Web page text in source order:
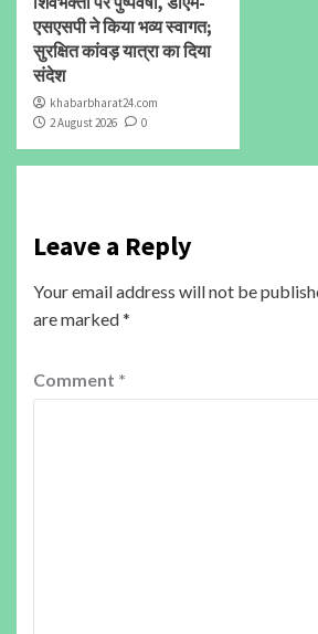
एसएसपी ने किया भव्य स्वागत;
सुरक्षित कांवड़ यात्रा का दिया
संदेश
khabarbharat24.com
2 August 2026
0
Leave a Reply
Your email address will not be
are marked*
Comment *